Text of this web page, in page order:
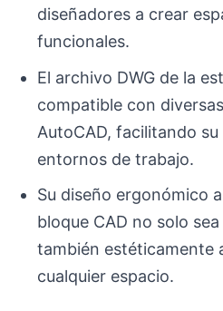
diseñadores a crear
funcionales.
El archivo DWG de la
compatible con
AutoCAD, facilitando
entornos de trabajo.
Su diseño ergonómico
bloque CAD no solo
también estéticamente
cualquier espacio.